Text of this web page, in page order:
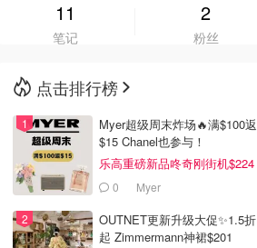
🇦🇺
11
笔记
2
粉丝
点击排行榜
Myer超级周末炸场🔥满$100返
$15 Chanel也参与！
乐高重磅新品咚奇刚街机$224
0 Myer
OUTNET更新升级大促✨1.5折
起 Zimmermann神裙$201